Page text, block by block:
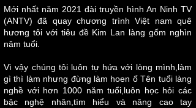
Mới nhất năm 2021 đài truyền hình An Ninh TV
(ANTV) đã quay chương trình Việt nam quê
hương tôi với tiêu đề Kim Lan làng gốm nghìn
năm tuổi.
Vì vậy chúng tôi luôn tự hứa với lòng mình,làm
gì thì làm nhưng đừng làm hoen ố Tên tuổi làng
nghề với hơn 1000 năm tuổi,luôn học hỏi các
bậc nghệ nhân,tìm hiểu và nâng cao tay